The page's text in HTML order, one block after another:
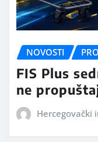
NOVOSTI
FIS Plus
ne
Hercegovački